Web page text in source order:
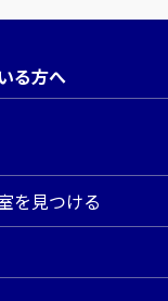
る方へ
を見つける